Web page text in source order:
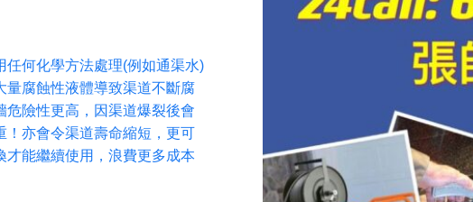
何化學方法處理(例如通渠水)
量腐蝕性液體導致渠道不斷腐
險性更高，因渠道爆裂後會
！亦會令渠道壽命縮短，更可
才能繼續使用，浪費更多成本